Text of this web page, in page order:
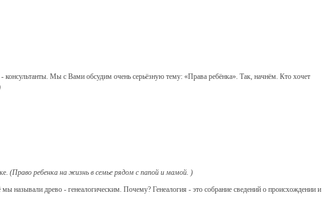
Мы с Вами обсудим очень серьёзную тему: «Права ребёнка». Так, начнём. Кто хочет
(Право ребенка на жизнь в семье рядом с папой и мамой. )
называли древо - генеалогическим. Почему? Генеалогия - это собрание сведений о происхождении и